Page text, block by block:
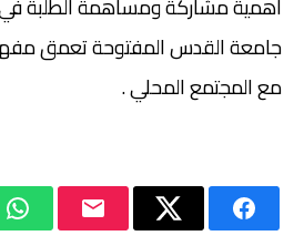
اهمية مشاركة ومساهمة الطلبة
جامعة القدس المفتوحة تعمق
مع المجتمع المحلي .